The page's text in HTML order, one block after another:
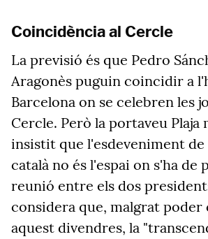
Coincidència al Cercle
La previsió és que Pedro
Aragonès puguin coincidir a
Barcelona on se celebren les
Cercle. Però la portaveu Plaja
insistit que l'esdeveniment
català no és l'espai on s'ha de
reunió entre els dos
considera que, malgrat
aquest divendres, la